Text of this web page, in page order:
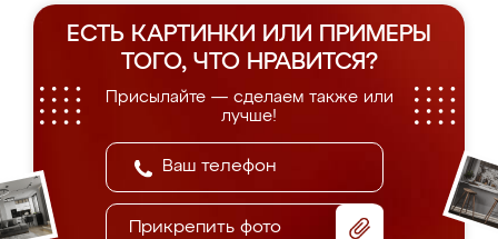
ЕСТЬ КАРТИНКИ ИЛИ ПРИМЕРЫ
ТОГО, ЧТО НРАВИТСЯ?
Присылайте — сделаем также или
лучше!
Прикрепить фото